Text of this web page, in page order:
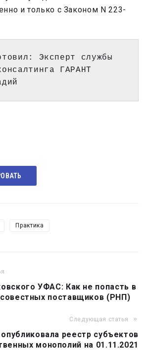
и только с Законом N 223-
Эксперт службы
ГАРАНТ
Практика
УФАС: Как не попасть в
поставщиков (РНП)
Следующая статья
реестр субъектов
монополий на 01.11.2021